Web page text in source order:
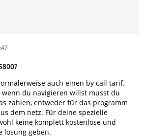
auch einen by call tarif.
du navigieren willst musst du
zahlen, entweder für das programm
dem netz. Für deine spezielle
keine komplett kostenlose und
lösung geben.